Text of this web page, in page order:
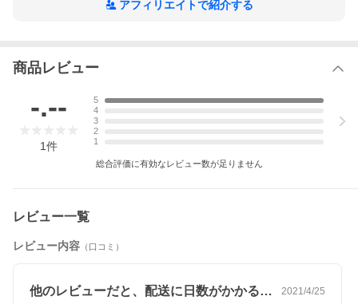
アフィリエイトで紹介する
商品レビュー
-.--
1件
5
4
3
2
1
総合評価に有効なレビュー数が足りません
レビュー一覧
レビュー内容 （口コミ）
他のレビューだと、配送に日数がかかると… 2021/4/25